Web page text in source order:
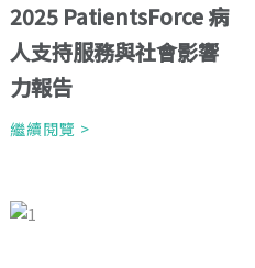
2025 PatientsForce 病
人支持服務與社會影響
力報告
繼續閱覽 >